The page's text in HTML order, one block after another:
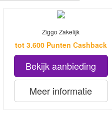
Ziggo Zakelijk
tot 3.600 Punten Cashback
Bekijk aanbieding
Meer informatie